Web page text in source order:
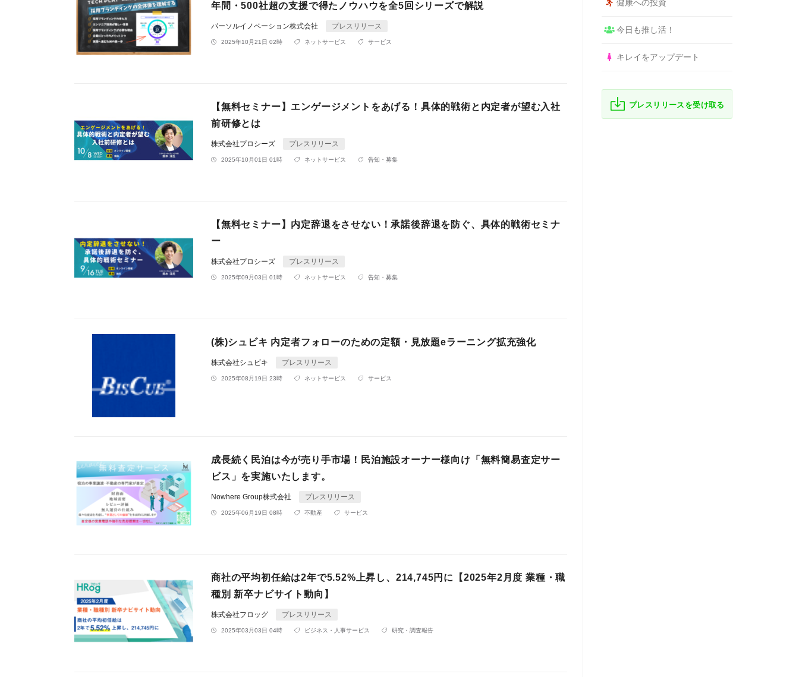
年間・500社超の支援で得たノウハウを全5回シリーズで解説
パーソルイノベーション株式会社 プレスリリース
2025年10月21日 02時 ネットサービス サービス
【無料セミナー】エンゲージメントをあげる！具体的戦術と内定者が望む入社
前研修とは
株式会社プロシーズ プレスリリース
2025年10月01日 01時 ネットサービス 告知・募集
【無料セミナー】内定辞退をさせない！承諾後辞退を防ぐ、具体的戦術セミナ
ー
株式会社プロシーズ プレスリリース
2025年09月03日 01時 ネットサービス 告知・募集
(株)シュビキ 内定者フォローのための定額・見放題eラーニング拡充強化
株式会社シュビキ プレスリリース
2025年08月19日 23時 ネットサービス サービス
成長続く民泊は今が売り手市場！民泊施設オーナー様向け「無料簡易査定サー
ビス」を実施いたします。
Nowhere Group株式会社 プレスリリース
2025年06月19日 08時 不動産 サービス
商社の平均初任給は2年で5.52%上昇し、214,745円に【2025年2月度 業種・職
種別 新卒ナビサイト動向】
株式会社フロッグ プレスリリース
2025年03月03日 04時 ビジネス・人事サービス 研究・調査報告
健康への投資
今日も推し活！
キレイをアップデート
プレスリリースを受け取る